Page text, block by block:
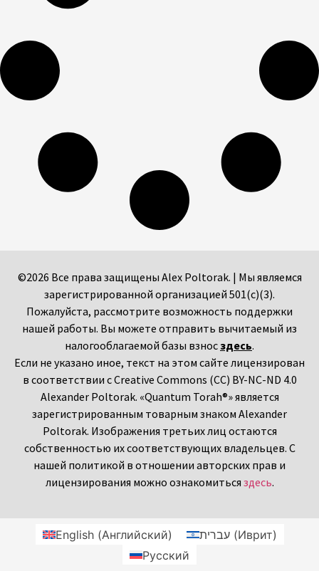
©2026 Все права защищены Alex Poltorak. | Мы являемся
зарегистрированной организацией 501(c)(3).
Пожалуйста, рассмотрите возможность поддержки
нашей работы. Вы можете отправить вычитаемый из
налогооблагаемой базы взнос здесь.
Если не указано иное, текст на этом сайте лицензирован
в соответствии с Creative Commons (CC) BY-NC-ND 4.0
Alexander Poltorak. «Quantum Torah®» является
зарегистрированным товарным знаком Alexander
Poltorak. Изображения третьих лиц остаются
собственностью их соответствующих владельцев. С
нашей политикой в отношении авторских прав и
лицензирования можно ознакомиться здесь.
English(Английский) עברית(Иврит)
Русский